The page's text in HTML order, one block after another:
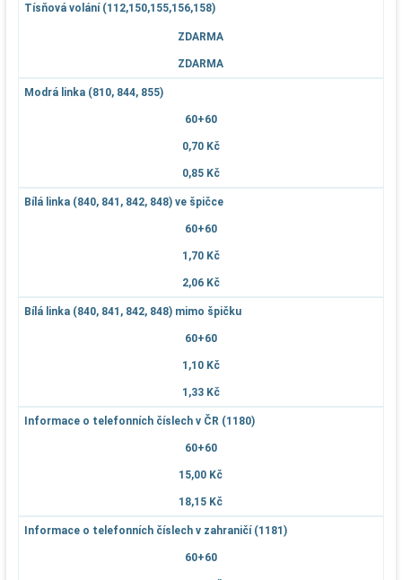
Tísňová volání (112,150,155,156,158)
ZDARMA
ZDARMA
Modrá linka (810, 844, 855)
60+60
0,70 Kč
0,85 Kč
Bílá linka (840, 841, 842, 848) ve špičce
60+60
1,70 Kč
2,06 Kč
Bílá linka (840, 841, 842, 848) mimo špičku
60+60
1,10 Kč
1,33 Kč
Informace o telefonních číslech v ČR (1180)
60+60
15,00 Kč
18,15 Kč
Informace o telefonních číslech v zahraničí (1181)
60+60